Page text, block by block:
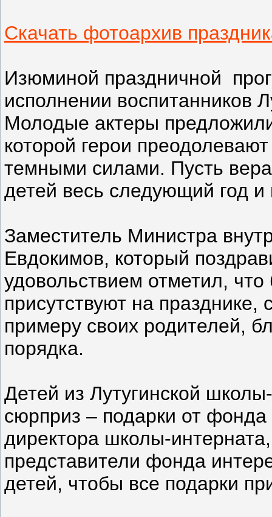
Скачать фотоархив
Изюминой праздничной
исполнении воспитанников
Молодые актеры
которой герои
темными силами. Пусть
детей весь следующий год и
Заместитель Министра
Евдокимов, который
удовольствием отметил,
присутствуют на
примеру своих родителей,
порядка.
Детей из Лутугинской
сюрприз – подарки от
директора школы-
представители фонда
детей, чтобы все подарки